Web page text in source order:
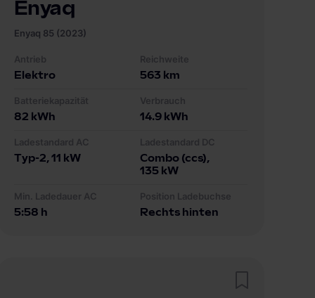
Enyaq
Enyaq 85 (2023)
Antrieb
Elektro
Reichweite
563 km
Batteriekapazität
82 kWh
Verbrauch
14.9kWh
Ladestandard AC
Typ-2, 11 kW
Ladestandard DC
Combo (ccs),
135 kW
Min. Ladedauer AC
5:58 h
Position Ladebuchse
Rechts hinten